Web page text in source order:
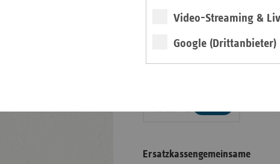
Video-Streaming &
Google (Drittanbieter)
2026
Ersatzkassengemeinsame